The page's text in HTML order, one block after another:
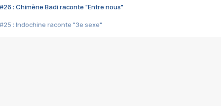
#26 : Chimène Badi raconte "Entre nous"
#25 : Indochine raconte "3e sexe"